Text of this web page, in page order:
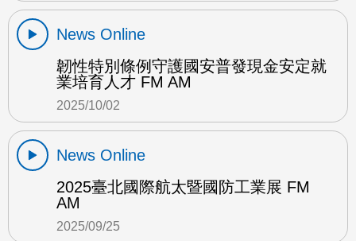
News Online
韌性特別條例守護國安普發現金安定就
業培育人才 FM AM
2025/10/02
News Online
2025臺北國際航太暨國防工業展 FM
AM
2025/09/25